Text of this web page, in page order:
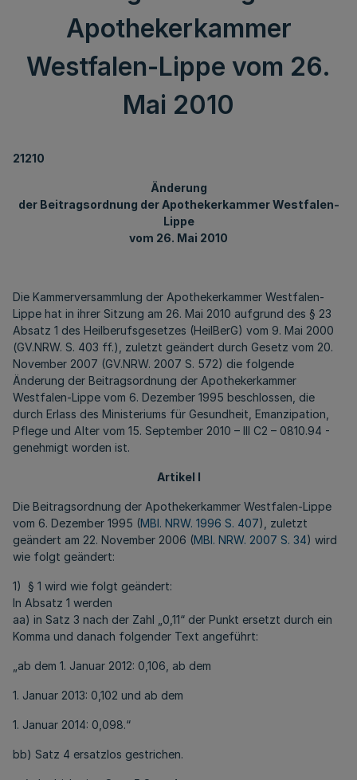
Apothekerkammer
Westfalen-Lippe vom 26.
Mai 2010
21210
Änderung
der Beitragsordnung der Apothekerkammer Westfalen-
Lippe
vom 26. Mai 2010
Die Kammerversammlung der Apothekerkammer Westfalen-
Lippe hat in ihrer Sitzung am 26. Mai 2010 aufgrund des § 23
Absatz 1 des Heilberufsgesetzes (HeilBerG) vom 9. Mai 2000
(GV.NRW. S. 403 ff.), zuletzt geändert durch Gesetz vom 20.
November 2007 (GV.NRW. 2007 S. 572) die folgende
Änderung der Beitragsordnung der Apothekerkammer
Westfalen-Lippe vom 6. Dezember 1995 beschlossen, die
durch Erlass des Ministeriums für Gesundheit, Emanzipation,
Pflege und Alter vom 15. September 2010 – III C2 – 0810.94 -
genehmigt worden ist.
Artikel I
Die Beitragsordnung der Apothekerkammer Westfalen-Lippe
vom 6. Dezember 1995 (MBl. NRW. 1996 S. 407), zuletzt
geändert am 22. November 2006 (MBl. NRW. 2007 S. 34) wird
wie folgt geändert:
1) § 1 wird wie folgt geändert:
In Absatz 1 werden
aa) in Satz 3 nach der Zahl „0,11“ der Punkt ersetzt durch ein
Komma und danach folgender Text angeführt:
„ab dem 1. Januar 2012: 0,106, ab dem
1. Januar 2013: 0,102 und ab dem
1. Januar 2014: 0,098.“
bb) Satz 4 ersatzlos gestrichen.